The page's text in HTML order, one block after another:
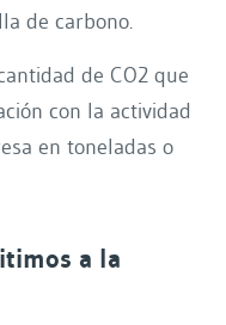
de carbono.
de CO2 que
con la actividad
en toneladas o
a la